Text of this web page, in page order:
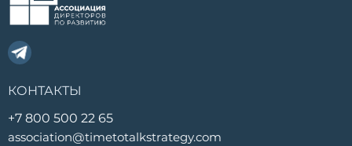
КОНТАКТЫ
+7 800 500 22 65
association@timetotalkstrategy.com